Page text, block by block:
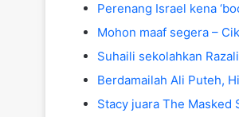
Perenang Israel kena
Mohon maaf segera –
Suhaili sekolahkan Razali
Berdamailah Ali Puteh,
Stacy juara The Masked